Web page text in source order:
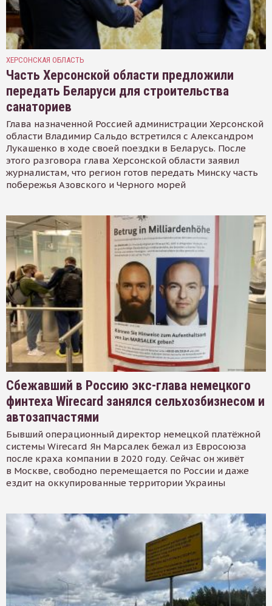
ХЕРСОНСКАЯ ОБЛАСТЬ
Часть Херсонской области предложили
передать Беларуси для строительства
санаториев
Глава назначенной Россией администрации Херсонской
области Владимир Сальдо встретился с Александром
Лукашенко в ходе своей поездки в Беларусь. После
этого разговора глава Херсонской области заявил
журналистам, что регион готов передать Минску часть
побережья Азовского и Черного морей
Сбежавший в Россию экс-глава немецкого
финтеха Wirecard занялся сельхозбизнесом и
автозапчастями
Бывший операционный директор немецкой платёжной
системы Wirecard Ян Марсалек бежал из Евросоюза
после краха компании в 2020 году. Сейчас он живёт
в Москве, свободно перемещается по России и даже
ездит на оккупированные территории Украины